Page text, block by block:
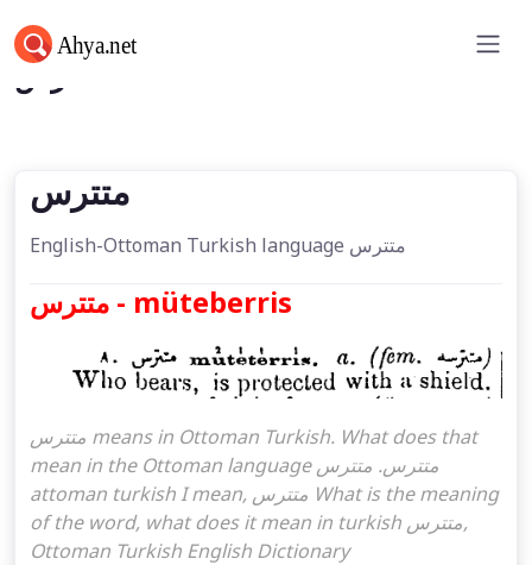
متترس
متترس
English-Ottoman Turkish language متترس
متترس - müteberris
متترس means in Ottoman Turkish. What does that
mean in the Ottoman language متترس. متترس
attoman turkish I mean, متترس What is the meaning
of the word, what does it mean in turkish متترس,
Ottoman Turkish English Dictionary